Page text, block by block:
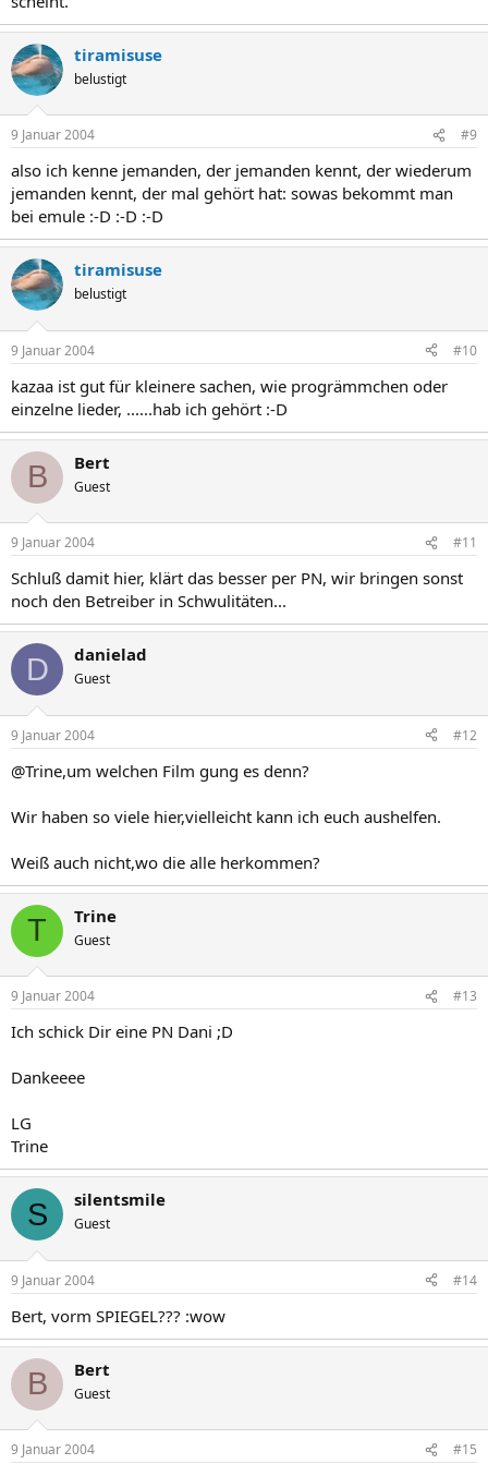
tiramisuse
belustigt
9 Januar 2004 #9
also ich kenne jemanden, der jemanden kennt, der wiederum
jemanden kennt, der mal gehört hat: sowas bekommt man
bei emule :-D :-D :-D
tiramisuse
belustigt
9 Januar 2004 #10
kazaa ist gut für kleinere sachen, wie progrämmchen oder
einzelne lieder, ......hab ich gehört :-D
B Bert
Guest
9 Januar 2004 #11
Schluß damit hier, klärt das besser per PN, wir bringen sonst
noch den Betreiber in Schwulitäten...
D danielad
Guest
9 Januar 2004 #12
@Trine,um welchen Film gung es denn?
Wir haben so viele hier,vielleicht kann ich euch aushelfen.
Weiß auch nicht,wo die alle herkommen?
T Trine
Guest
9 Januar 2004 #13
Ich schick Dir eine PN Dani ;D
Dankeeee
LG
Trine
S silentsmile
Guest
9 Januar 2004 #14
Bert, vorm SPIEGEL??? :wow
B Bert
Guest
9 Januar 2004 #15